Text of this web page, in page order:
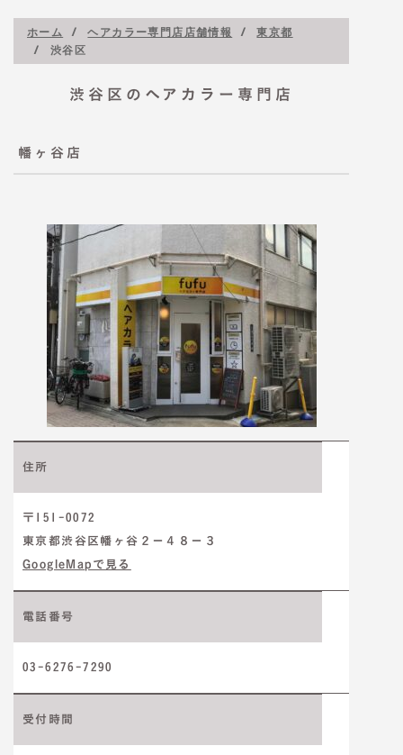
ホーム ヘアカラー専門店店舗情報
東京都
渋谷区
渋谷区のヘアカラー専門店
幡ヶ谷店
住所
〒151-0072
東京都渋谷区幡ヶ谷２－４８－３
GoogleMapで見る
電話番号
03-6276-7290
受付時間